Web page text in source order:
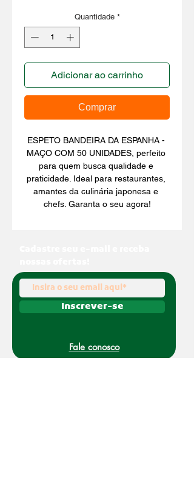
Quantidade *
Adicionar ao carrinho
Comprar
ESPETO BANDEIRA DA ESPANHA -
MAÇO COM 50 UNIDADES, perfeito
para quem busca qualidade e
praticidade. Ideal para restaurantes,
amantes da culinária japonesa e
chefs. Garanta o seu agora!
Inscrever-se
Fale conosco